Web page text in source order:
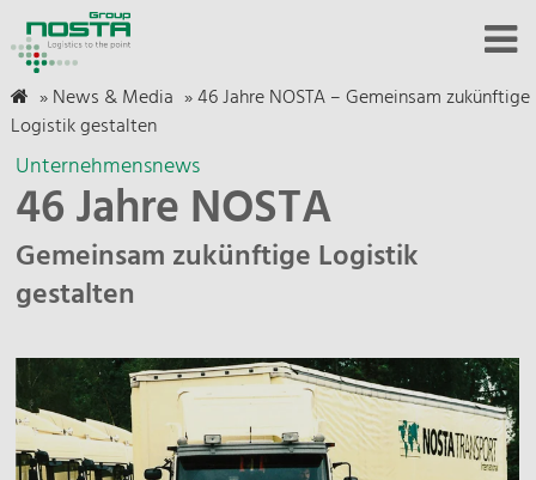
»News & Media »46 Jahre NOSTA – Gemeinsam zukünftige
Logistik gestalten
Unternehmensnews
46 Jahre NOSTA
Gemeinsam zukünftige Logistik
gestalten